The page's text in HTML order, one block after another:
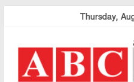
Thursday,